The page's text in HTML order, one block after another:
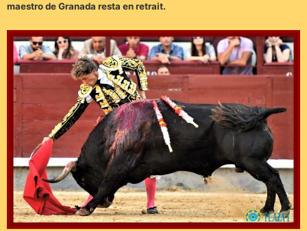
maestro de Granada resta en retrait.